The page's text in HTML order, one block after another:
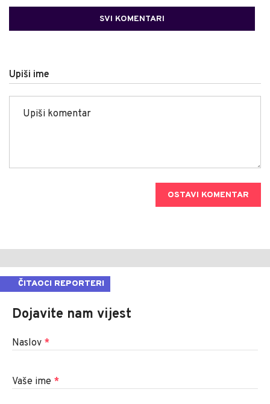
SVI KOMENTARI
Upiši ime
OSTAVI KOMENTAR
ČITAOCI REPORTERI
Dojavite nam vijest
Naslov *
Vaše ime *